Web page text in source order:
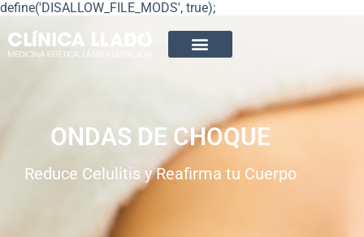
define('DISALLOW_FILE_MODS', true);
ONDAS DE CHOQUE
Reduce Celulitis y Reafirma tu Cuerpo